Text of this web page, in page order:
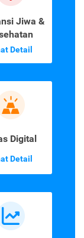
Jiwa &
Detail
Digital
Detail